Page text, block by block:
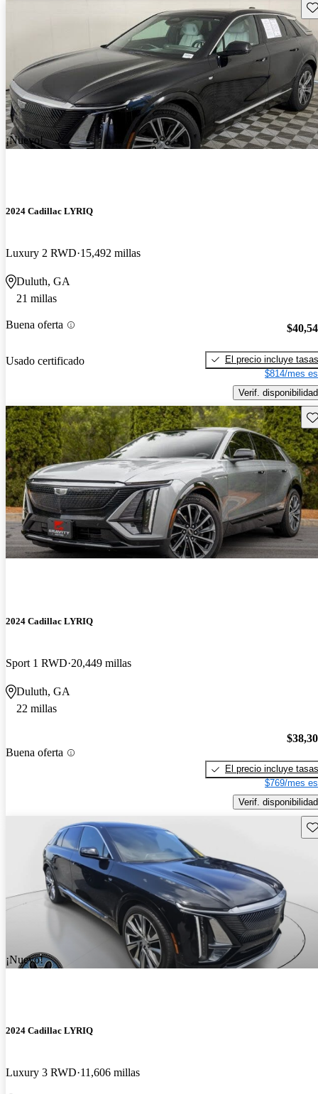
¡Nuevo!
2024 Cadillac LYRIQ
Luxury 2 RWD 15,492 millas
Duluth, GA
21 millas
Buena oferta
Usado certificado
El precio incluye tasas
$814/mes
Verif. disponibilidad
2024 Cadillac LYRIQ
Sport 1 RWD 20,449 millas
Duluth, GA
22 millas
Buena oferta
El precio incluye tasas
$769/mes
Verif. disponibilidad
¡Nuevo!
2024 Cadillac LYRIQ
Luxury 3 RWD 11,606 millas